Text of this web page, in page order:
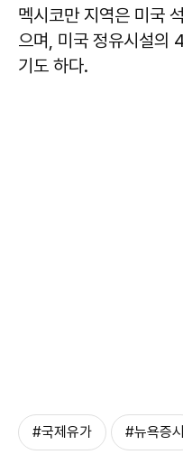
멕시코만 지역은 미국
으며, 미국 정유시설의
기도 하다.
#국제유가 #뉴욕증시